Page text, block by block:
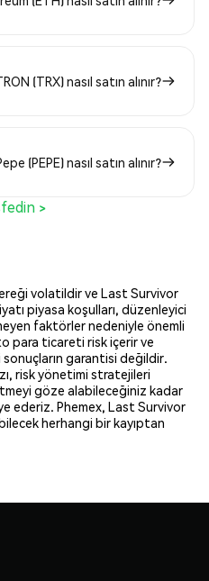
(TRX) nasıl satın alınır?
(PEPE) nasıl satın alınır?
>
volatildir ve Last Survivor
piyasa koşulları, düzenleyici
faktörler nedeniyle önemli
para ticareti risk içerir ve
garantisi değildir.
risk yönetimi stratejileri
göze alabileceğiniz kadar
ederiz. Phemex, Last Survivor
herhangi bir kayıptan